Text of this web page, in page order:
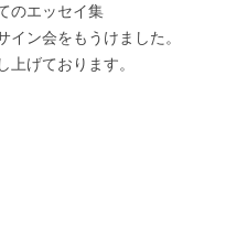
のエッセイ集
ン会をもうけました。
上げております。